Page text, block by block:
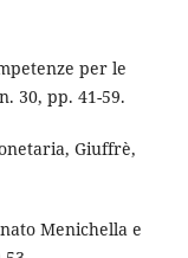
per le
30, pp. 41-59.
Giuffrè,
Menichella e